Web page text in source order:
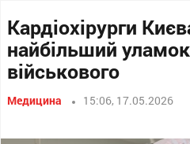
Кардіохірурги
найбільший
військового
Медицина 15:06, 17.05.2026